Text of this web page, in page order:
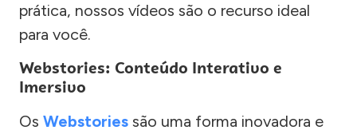
prática, nossos vídeos são o recurso ideal
para você.
Webstories: Conteúdo Interativo e
Imersivo
Os Webstories são uma forma inovadora e